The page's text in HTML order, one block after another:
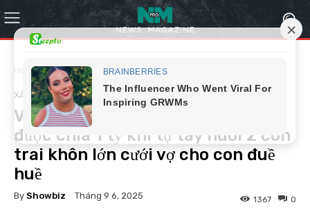
Home Xã hội
XÃ HỘI
Vợ lớn của chú Minh xứng đáng
được chia 1 tỷ khi tự tay nuôi 2 con
trai khôn lớn cưới vợ cho con đuề
huề
By Showbiz Tháng 9 6, 2025 0
1367